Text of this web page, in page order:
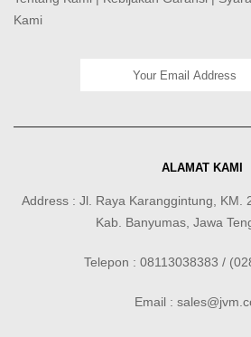
Kami
ALAMAT KAMI
Address : Jl. Raya Karanggintung, KM.
Kab. Banyumas, Jawa
Telepon : 08113038383 /
Email :